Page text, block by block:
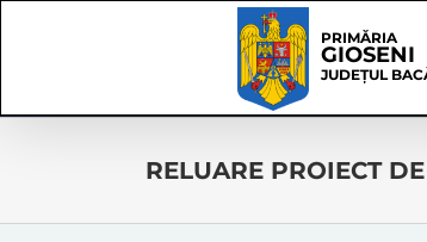
PRIMĂRIA
GIOSENI
JUDEȚUL
RELUARE PROIECT